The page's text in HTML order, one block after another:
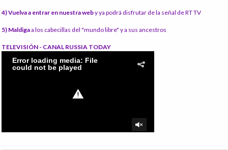
4) Vuelva a entrar en nuestra weby ya podrá disfrutar de la señal de RT TV
5) Maldigaa los cabecillas del "mundo libre" y a sus ancestros
TELEVISIÓN - CANAL RUSSIA TODAY